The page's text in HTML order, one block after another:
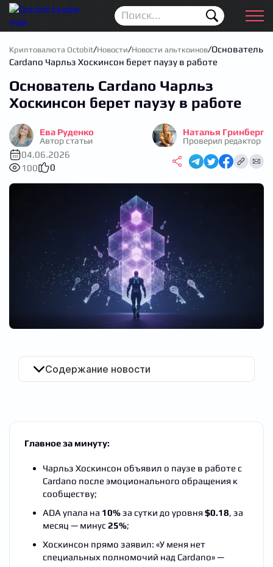
Новости
Для новичков
Криптовалюта
Биржи
Трейдинг
Кошельки
Прогноз цен
Криптовалюта Octobit/Новости/Новости альткоинов/Основатель
Cardano Чарльз Хоскинсон берет паузу в работе
Основатель Cardano Чарльз
Хоскинсон берет паузу в работе
Ева Руденко
Автор статьи
Наталья Гринберг
Проверил редактор
04.06.2026
100
0
Содержание новости
Главное за минуту:
Чарльз Хоскинсон объявил о паузе в работе с
Cardano после эмоционального обращения к
сообществу;
ADA упала на 10%за сутки до уровня$0.18, за
месяц — минус25%;
Хоскинсон прямо заявил: «У меня нет
специальных полномочий над Cardano» —